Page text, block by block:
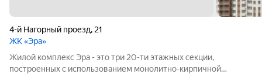
4-й Нагорный проезд, 21
ЖК «Эра»
Жилой комплекс Эра - это три 20-ти этажных секции,
построенных с использованием монолитно-кирпичной